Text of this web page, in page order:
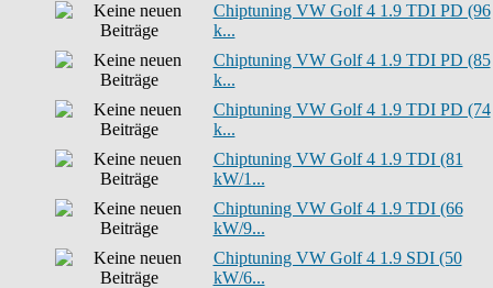
Chiptuning VW Golf 4 1.9 TDI PD (96
k...
Chiptuning VW Golf 4 1.9 TDI PD (85
k...
Chiptuning VW Golf 4 1.9 TDI PD (74
k...
Chiptuning VW Golf 4 1.9 TDI (81
kW/1...
Chiptuning VW Golf 4 1.9 TDI (66
kW/9...
Chiptuning VW Golf 4 1.9 SDI (50
kW/6...